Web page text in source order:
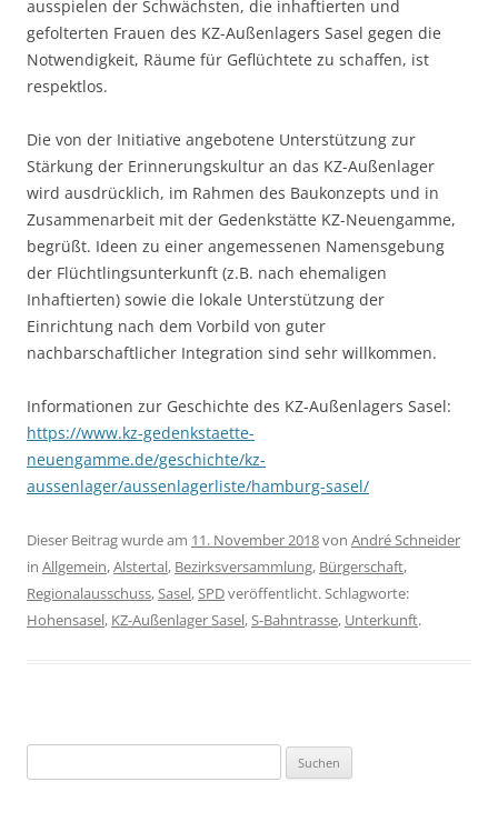
ausspielen der Schwächsten, die inhaftierten und
gefolterten Frauen des KZ-Außenlagers Sasel gegen die
Notwendigkeit, Räume für Geflüchtete zu schaffen, ist
respektlos.
Die von der Initiative angebotene Unterstützung zur
Stärkung der Erinnerungskultur an das KZ-Außenlager
wird ausdrücklich, im Rahmen des Baukonzepts und in
Zusammenarbeit mit der Gedenkstätte KZ-Neuengamme,
begrüßt. Ideen zu einer angemessenen Namensgebung
der Flüchtlingsunterkunft (z.B. nach ehemaligen
Inhaftierten) sowie die lokale Unterstützung der
Einrichtung nach dem Vorbild von guter
nachbarschaftlicher Integration sind sehr willkommen.
Informationen zur Geschichte des KZ-Außenlagers Sasel:
https://www.kz-gedenkstaette-
neuengamme.de/geschichte/kz-
aussenlager/aussenlagerliste/hamburg-sasel/
Dieser Beitrag wurde am 11. November 2018von André Schneider
in Allgemein,Alstertal, Bezirksversammlung, Bürgerschaft,
Regionalausschuss,Sasel,SPDveröffentlicht. Schlagworte:
Hohensasel, KZ-Außenlager Sasel,S-Bahntrasse, Unterkunft.
nach: